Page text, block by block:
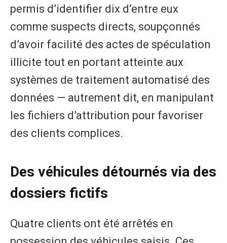
permis d’identifier dix d’entre eux
comme suspects directs, soupçonnés
d’avoir facilité des actes de spéculation
illicite tout en portant atteinte aux
systèmes de traitement automatisé des
données — autrement dit, en manipulant
les fichiers d’attribution pour favoriser
des clients complices.
Des véhicules détournés via des
dossiers fictifs
Quatre clients ont été arrêtés en